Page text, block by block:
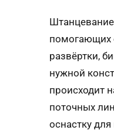
помогающих
развёртки,
нужной
происходит
поточных
оснастку